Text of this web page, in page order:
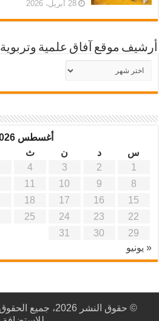
28 أبريل، 2026
أرشيف موقع آفاق علمية وتربوية
أرشيف
موقع
آفاق
أغسطس 2026
س
د ن ث
1
2
3
4
8
9
10
11
15
16
17
18
22
23
24
25
29
30
31
« يونيو
© حقوق النشر 2026، جميع الحقوق محفوظة |